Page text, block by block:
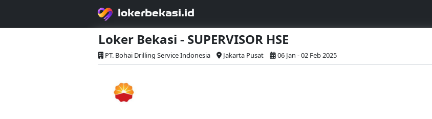
lokerbekasi.id
Loker Bekasi - SUPERVISOR HSE
PT. Bohai Drilling Service Indonesia Jakarta Pusat 06 Jan - 02 Feb 2025